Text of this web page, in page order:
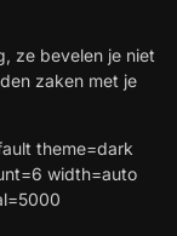
ze bevelen je niet
zaken met je
theme=dark
width=auto